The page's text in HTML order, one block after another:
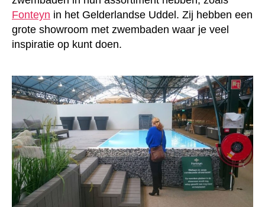
Fonteyn in het Gelderlandse Uddel. Zij hebben een
grote showroom met zwembaden waar je veel
inspiratie op kunt doen.